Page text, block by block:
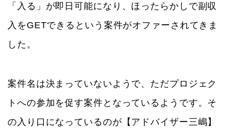
「入る」が即日可能になり、ほったらかしで副収
入をGETできるという案件がオファーされてきま
した。
案件名は決まっていないようで、ただプロジェク
トへの参加を促す案件となっているようです。そ
の入り口になっているのが【アドバイザー三嶋】